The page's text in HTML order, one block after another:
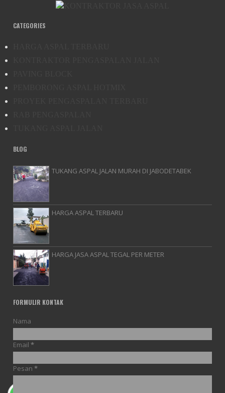
CATEGORIES
BLOG
TUKANG ASPAL JALAN MURAH DI JABODETABEK
HARGA ASPAL TERBARU
HARGA JASA ASPAL TEGAL PER METER
FORMULIR KONTAK
Nama
Email *
Pesan *